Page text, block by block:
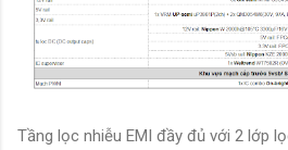
Tầng lọc nhiễu EMI đầy đủ với 2 lớp